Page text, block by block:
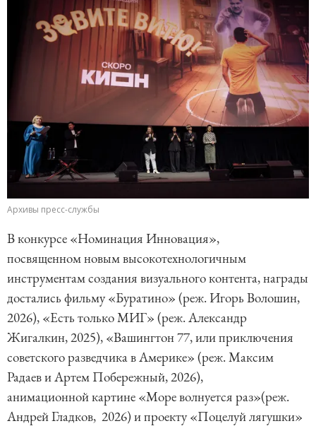
Архивы пресс-службы
В конкурсе «Номинация Инновация»,
посвященном новым высокотехнологичным
инструментам создания визуального контента, награды
достались фильму «Буратино» (реж. Игорь Волошин,
2026), «Есть только МИГ» (реж. Александр
Жигалкин, 2025), «Вашингтон 77, или приключения
советского разведчика в Америке» (реж. Максим
Радаев и Артем Побережный, 2026),
анимационной картине «Море волнуется раз»(реж.
Андрей Гладков, 2026) и проекту «Поцелуй лягушки»